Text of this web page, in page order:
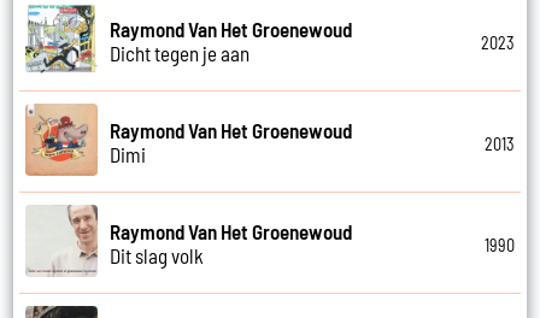
Raymond Van Het Groenewoud
Dicht tegen je aan
2023
Raymond Van Het Groenewoud
Dimi
2013
Raymond Van Het Groenewoud
Dit slag volk
1990